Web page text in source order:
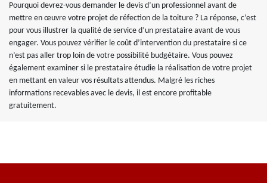
Pourquoi devrez-vous demander le devis d’un professionnel avant de
mettre en œuvre votre projet de réfection de la toiture ? La réponse, c’est
pour vous illustrer la qualité de service d’un prestataire avant de vous
engager. Vous pouvez vérifier le coût d’intervention du prestataire si ce
n’est pas aller trop loin de votre possibilité budgétaire. Vous pouvez
également examiner si le prestataire étudie la réalisation de votre projet
en mettant en valeur vos résultats attendus. Malgré les riches
informations recevables avec le devis, il est encore profitable
gratuitement.